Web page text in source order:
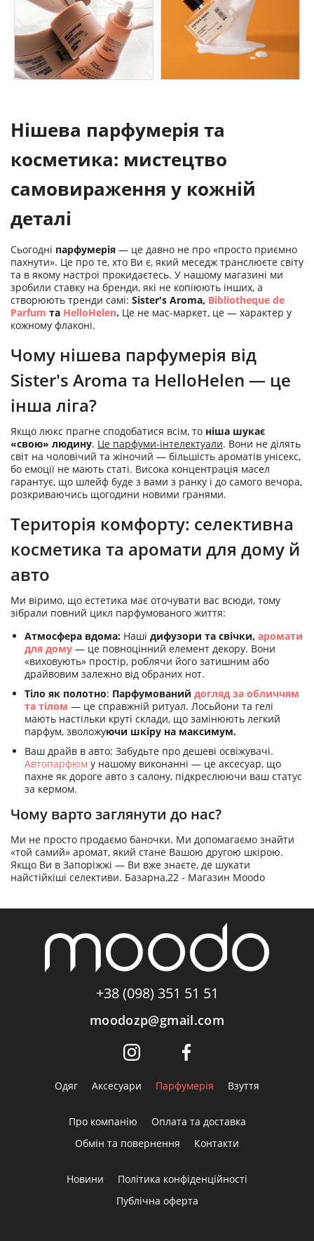
Нішева парфумерія та
косметика: мистецтво
самовираження у кожній
деталі
Сьогодні парфумерія — це давно не про «просто приємно
пахнути». Це про те, хто Ви є, який меседж транслюєте світу
та в якому настрої прокидаєтесь. У нашому магазині ми
зробили ставку на бренди, які не копіюють інших, а
створюють тренди самі: Sister's Aroma, Bibliotheque de
Parfum та HelloHelen. Це не мас-маркет, це — характер у
кожному флаконі.
Чому нішева парфумерія від
Sister's Aroma та HelloHelen — це
інша ліга?
Якщо люкс прагне сподобатися всім, то ніша шукає
«свою» людину. Це парфуми-інтелектуали. Вони не ділять
світ на чоловічий та жіночий — більшість ароматів унісекс,
бо емоції не мають статі. Висока концентрація масел
гарантує, що шлейф буде з вами з ранку і до самого вечора,
розкриваючись щогодини новими гранями.
Територія комфорту: селективна
косметика та аромати для дому й
авто
Ми віримо, що естетика має оточувати вас всюди, тому
зібрали повний цикл парфумованого життя:
Атмосфера вдома: Наші дифузори та свічки, аромати
для дому — це повноцінний елемент декору. Вони
«виховують» простір, роблячи його затишним або
драйвовим залежно від обраних нот.
Тіло як полотно: Парфумований догляд за обличчям
та тілом — це справжній ритуал. Лосьйони та гелі
мають настільки круті склади, що замінюють легкий
парфум, зволожуючи шкіру на максимум.
Ваш драйв в авто: Забудьте про дешеві освіжувачі.
Автопарфюм у нашому виконанні — це аксесуар, що
пахне як дороге авто з салону, підкреслюючи ваш статус
за кермом.
Чому варто заглянути до нас?
Ми не просто продаємо баночки. Ми допомагаємо знайти
«той самий» аромат, який стане Вашою другою шкірою.
Якщо Ви в Запоріжжі — Ви вже знаєте, де шукати
найстійкіші селективи. Базарна,22 - Магазин Moodo
+38 (098) 351 51 51
moodozp@gmail.com
Одяг Аксесуари Парфумерія Взуття
Про компанію
Оплата та доставка
Обмін та повернення
Контакти
Новини
Політика конфіденційності
Публічна оферта